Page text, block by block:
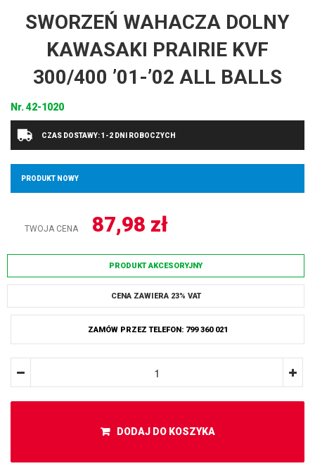
SWORZEŃ WAHACZA DOLNY
KAWASAKI PRAIRIE KVF
300/400 ’01-’02 ALL BALLS
Nr.42-1020
CZAS DOSTAWY: 1-2 DNI ROBOCZYCH
PRODUKT NOWY
TWOJA CENA 87,98 zł
PRODUKT AKCESORYJNY
CENA ZAWIERA 23% VAT
ZAMÓW PRZEZ TELEFON: 799 360 021
DODAJ DO KOSZYKA